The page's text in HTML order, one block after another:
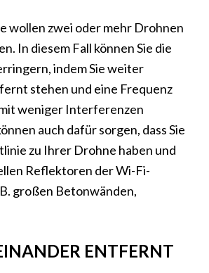
wollen zwei oder mehr Drohnen
In diesem Fall können Sie die
indem Sie weiter
stehen und eine Frequenz
weniger Interferenzen
auch dafür sorgen, dass Sie
zu Ihrer Drohne haben und
Reflektoren der Wi-Fi-
großen Betonwänden,
ENTFERNT